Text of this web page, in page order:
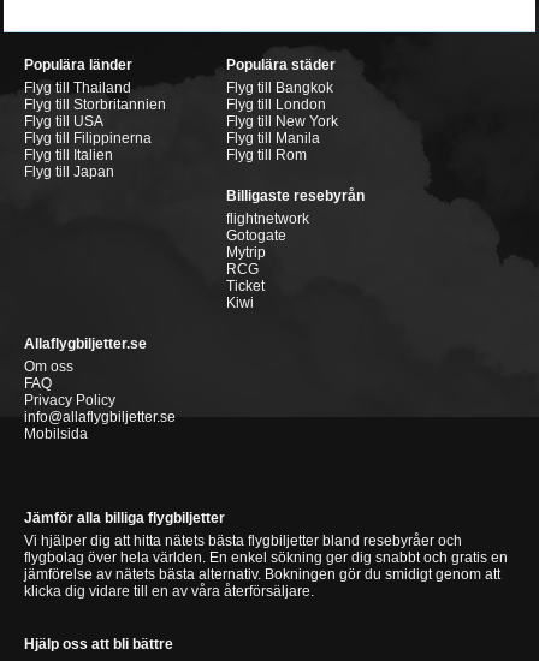
Populära länder
Flyg till Thailand
Flyg till Storbritannien
Flyg till USA
Flyg till Filippinerna
Flyg till Italien
Flyg till Japan
Populära städer
Flyg till Bangkok
Flyg till London
Flyg till New York
Flyg till Manila
Flyg till Rom
Billigaste resebyrån
flightnetwork
Gotogate
Mytrip
RCG
Ticket
Kiwi
Allaflygbiljetter.se
Om oss
FAQ
Privacy Policy
info@allaflygbiljetter.se
Mobilsida
Jämför alla billiga flygbiljetter
Vi hjälper dig att hitta nätets bästa flygbiljetter bland resebyråer och
flygbolag över hela världen. En enkel sökning ger dig snabbt och gratis en
jämförelse av nätets bästa alternativ. Bokningen gör du smidigt genom att
klicka dig vidare till en av våra återförsäljare.
Hjälp oss att bli bättre